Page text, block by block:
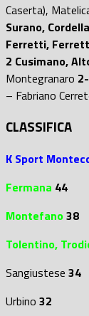
Caserta),
Surano, Cordella
Ferretti,
2 Cusimano,
Montegranaro
– Fabriano
CLASSIFICA
K Sport
Fermana 44
Montefano38
Tolentino,
Sangiustese 34
Urbino 32